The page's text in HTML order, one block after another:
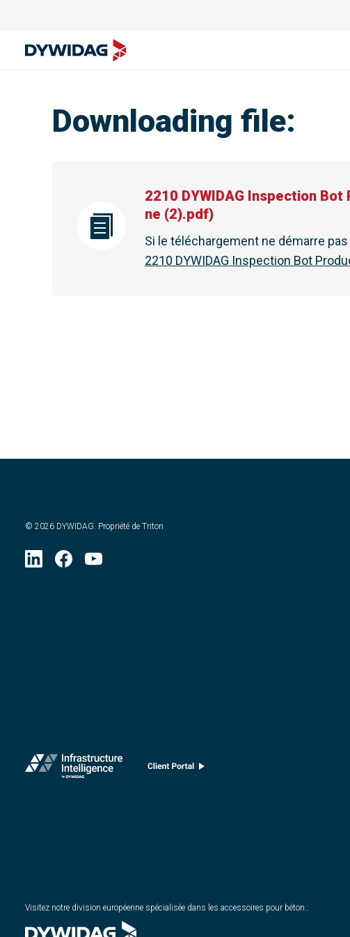
Downloading file:
2210 DYWIDAG Inspection
ne (2).pdf)
Si le téléchargement ne démarre
2210 DYWIDAG Inspection Bot
© 2026 DYWIDAG. Propriété de Triton
Visitez notre division européenne spécialisée dans les accessoires pour béton. :